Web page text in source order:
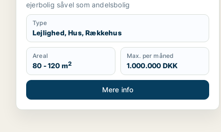
ejerbolig såvel som andelsbolig
Type
Lejlighed, Hus, Rækkehus
Areal
80 - 120 m2
Max. per måned
1.000.000 DKK
Mere info